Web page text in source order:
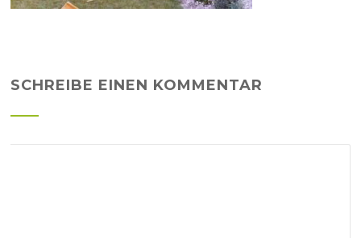
SCHREIBE EINEN KOMMENTAR